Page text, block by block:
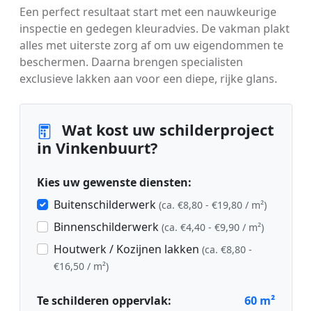
Een perfect resultaat start met een nauwkeurige
inspectie en gedegen kleuradvies. De vakman plakt
alles met uiterste zorg af om uw eigendommen te
beschermen. Daarna brengen specialisten
exclusieve lakken aan voor een diepe, rijke glans.
Wat kost uw schilderproject
in Vinkenbuurt?
Kies uw gewenste diensten:
Buitenschilderwerk (ca. €8,80 - €19,80 / m²)
Binnenschilderwerk (ca. €4,40 - €9,90 / m²)
Houtwerk / Kozijnen lakken (ca. €8,80 -
€16,50 / m²)
Te schilderen oppervlak: 60 m²